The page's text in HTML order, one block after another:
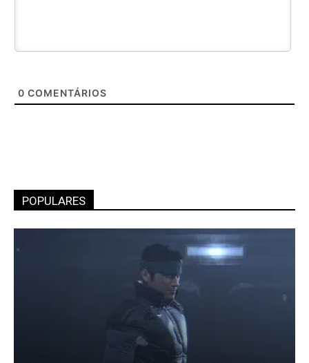
0 COMENTÁRIOS
POPULARES